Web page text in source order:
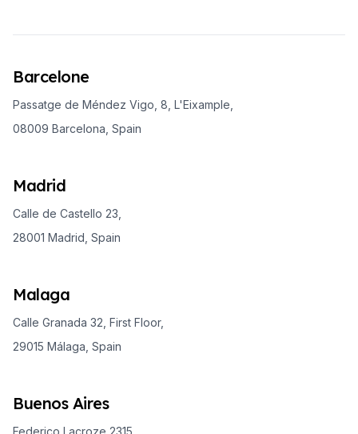
Barcelone
Passatge de Méndez Vigo, 8, L'Eixample,
08009 Barcelona, Spain
Madrid
Calle de Castello 23,
28001 Madrid, Spain
Malaga
Calle Granada 32, First Floor,
29015 Málaga, Spain
Buenos Aires
Federico Lacroze 2315,